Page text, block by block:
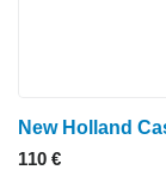
110 €